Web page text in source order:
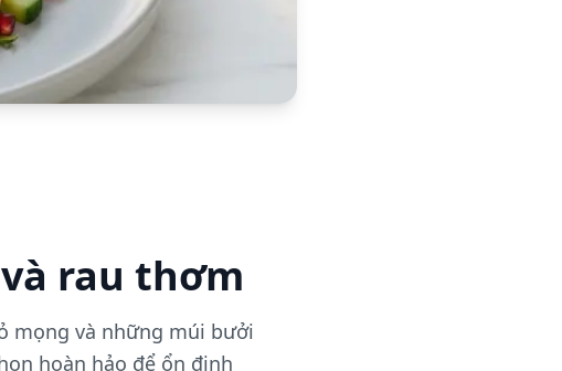
rau thơm
mọng và những múi bưởi
hoàn hảo để ổn định